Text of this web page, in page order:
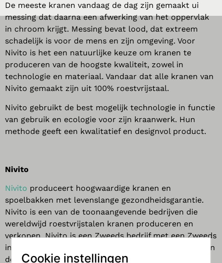
De meeste kranen vandaag de dag zijn gemaakt ui
messing dat daarna een afwerking van het oppervlak
in chroom krijgt. Messing bevat lood, dat extreem
schadelijk is voor de mens en zijn omgeving. Voor
Nivito is het een natuurlijke keuze om kranen te
produceren van de hoogste kwaliteit, zowel in
technologie en materiaal. Vandaar dat alle kranen van
Nivito gemaakt zijn uit 100% roestvrijstaal.
Nivito gebruikt de best mogelijk technologie in functie
van gebruik en ecologie voor zijn kraanwerk. Hun
methode geeft een kwalitatief en designvol product.
Nivito
Nivito produceert hoogwaardige kranen en
spoelbakken met levenslange gezondheidsgarantie.
Nivito is een van de toonaangevende bedrijven die
wereldwijd roestvrijstalen kranen produceren en
verkopen. Nivito is een Zweeds bedrijf met een Zweeds
innovatief design en tegelijkertijd een lange ervaring in
de HVAC-industrie.
Cookie instellingen